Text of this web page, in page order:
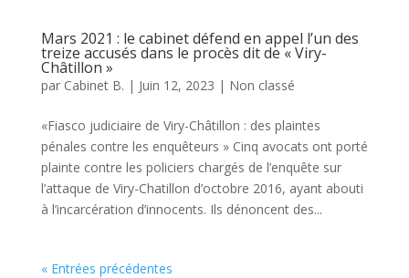
Mars 2021 : le cabinet défend en appel l’un des
treize accusés dans le procès dit de « Viry-
Châtillon »
par Cabinet B. | Juin 12, 2023 | Non classé
«Fiasco judiciaire de Viry-Châtillon : des plaintes
pénales contre les enquêteurs » Cinq avocats ont porté
plainte contre les policiers chargés de l’enquête sur
l’attaque de Viry-Chatillon d’octobre 2016, ayant abouti
à l’incarcération d’innocents. Ils dénoncent des...
« Entrées précédentes